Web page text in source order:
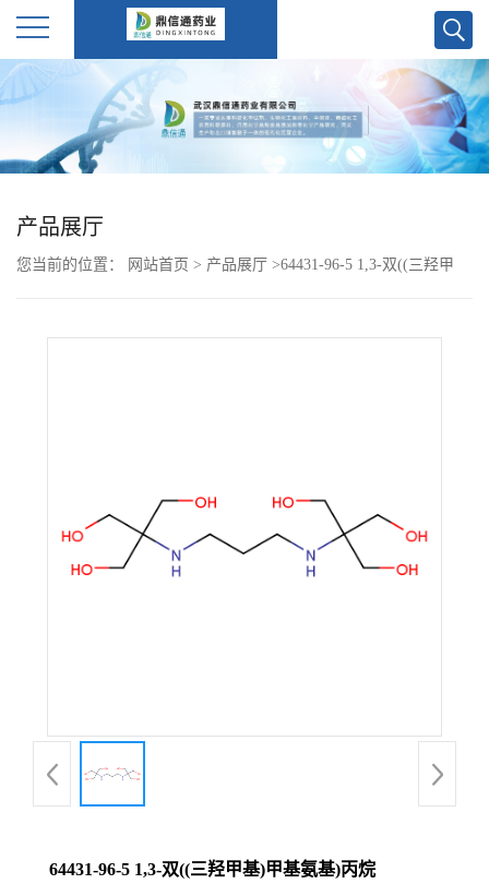
公
产
产品展厅
您当前的位置： 网站首页 > 产品展厅 >64431-96-5 1,3-双((三羟甲
64431-96-5 1,3-双((三羟甲基)甲基氨基)丙烷